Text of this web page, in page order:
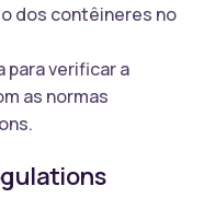
dos contêineres no
para verificar a
as normas